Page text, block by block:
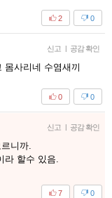
0
2
신고 | 공감 확인
몸사리네 수염새끼
0
0
신고 | 공감 확인
니까.
라 할수 있음.
0
7